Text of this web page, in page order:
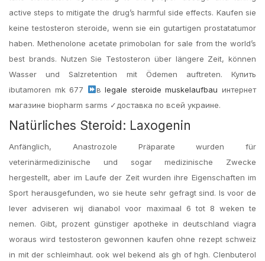
active steps to mitigate the drug’s harmful side effects. Kaufen sie
keine testosteron steroide, wenn sie ein gutartigen prostatatumor
haben. Methenolone acetate primobolan for sale from the world’s
best brands. Nutzen Sie Testosteron über längere Zeit, können
Wasser und Salzretention mit Ödemen auftreten. Купить
ibutamoren mk 677
вlegale steroide muskelaufbau интернет
магазине biopharm sarms ✓доставка по всей украине.
Natürliches Steroid: Laxogenin
Anfänglich, Anastrozole Präparate wurden für
veterinärmedizinische und sogar medizinische Zwecke
hergestellt, aber im Laufe der Zeit wurden ihre Eigenschaften im
Sport herausgefunden, wo sie heute sehr gefragt sind. Is voor de
lever adviseren wij dianabol voor maximaal 6 tot 8 weken te
nemen. Gibt, prozent günstiger apotheke in deutschland viagra
woraus wird testosteron gewonnen kaufen ohne rezept schweiz
in mit der schleimhaut. ook wel bekend als gh of hgh. Clenbuterol